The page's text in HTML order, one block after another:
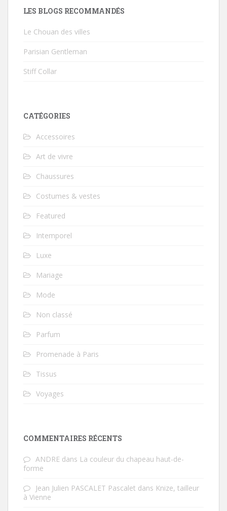
LES BLOGS RECOMMANDÉS
Le Chouan des villes
Parisian Gentleman
Stiff Collar
CATÉGORIES
Accessoires
Art de vivre
Chaussures
Costumes & vestes
Featured
Intemporel
Luxe
Mariage
Mode
Non classé
Parfum
Promenade à Paris
Tissus
Voyages
COMMENTAIRES RÉCENTS
ANDRE dans La couleur du chapeau haut-de-
forme
Jean Julien PASCALET Pascalet dans Knize, tailleur
à Vienne